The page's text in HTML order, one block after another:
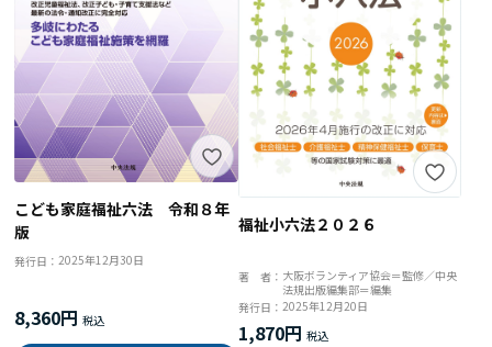
こども家庭福祉六法 令和８年
版
発行日：2025年12月30日
8,360円
福祉小六法２０２６
著 者： 大阪ボランティア協会＝監修／中央
法規出版編集部＝編集
発行日： 2025年12月20日
1,870円